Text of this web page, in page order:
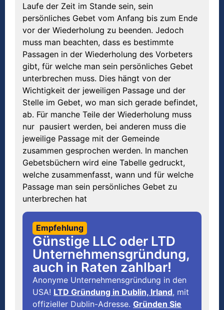
Laufe der Zeit im Stande sein, sein
persönliches Gebet vom Anfang bis zum Ende
vor der Wiederholung zu beenden. Jedoch
muss man beachten, dass es bestimmte
Passagen in der Wiederholung des Vorbeters
gibt, für welche man sein persönliches Gebet
unterbrechen muss. Dies hängt von der
Wichtigkeit der jeweiligen Passage und der
Stelle im Gebet, wo man sich gerade befindet,
ab. Für manche Teile der Wiederholung muss
nur pausiert werden, bei anderen muss die
jeweilige Passage mit der Gemeinde
zusammen gesprochen werden. In manchen
Gebetsbüchern wird eine Tabelle gedruckt,
welche zusammenfasst, wann und für welche
Passage man sein persönliches Gebet zu
unterbrechen hat
Empfehlung
Günstige LLC oder LTD
Unternehmensgründung,
auch in Raten zahlbar!
Anonyme Unternehmensgründung in den
USA! LTD Gründung in Dublin, Irland, mit
offizieller Dublin-Adresse. Gründen Sie